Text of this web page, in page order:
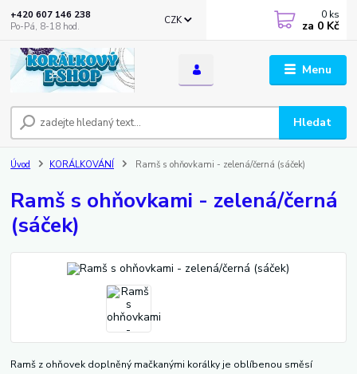
Menu
CZK
Hledat
+420 607 146 238
Po-Pá, 8-18 hod.
0 ks
za 0 Kč
Úvod KORÁLKOVÁNÍ Ramš s ohňovkami - zelená/černá (sáček)
Ramš s ohňovkami - zelená/černá
(sáček)
Ramš z ohňovek doplněný mačkanými korálky je oblíbenou směsí